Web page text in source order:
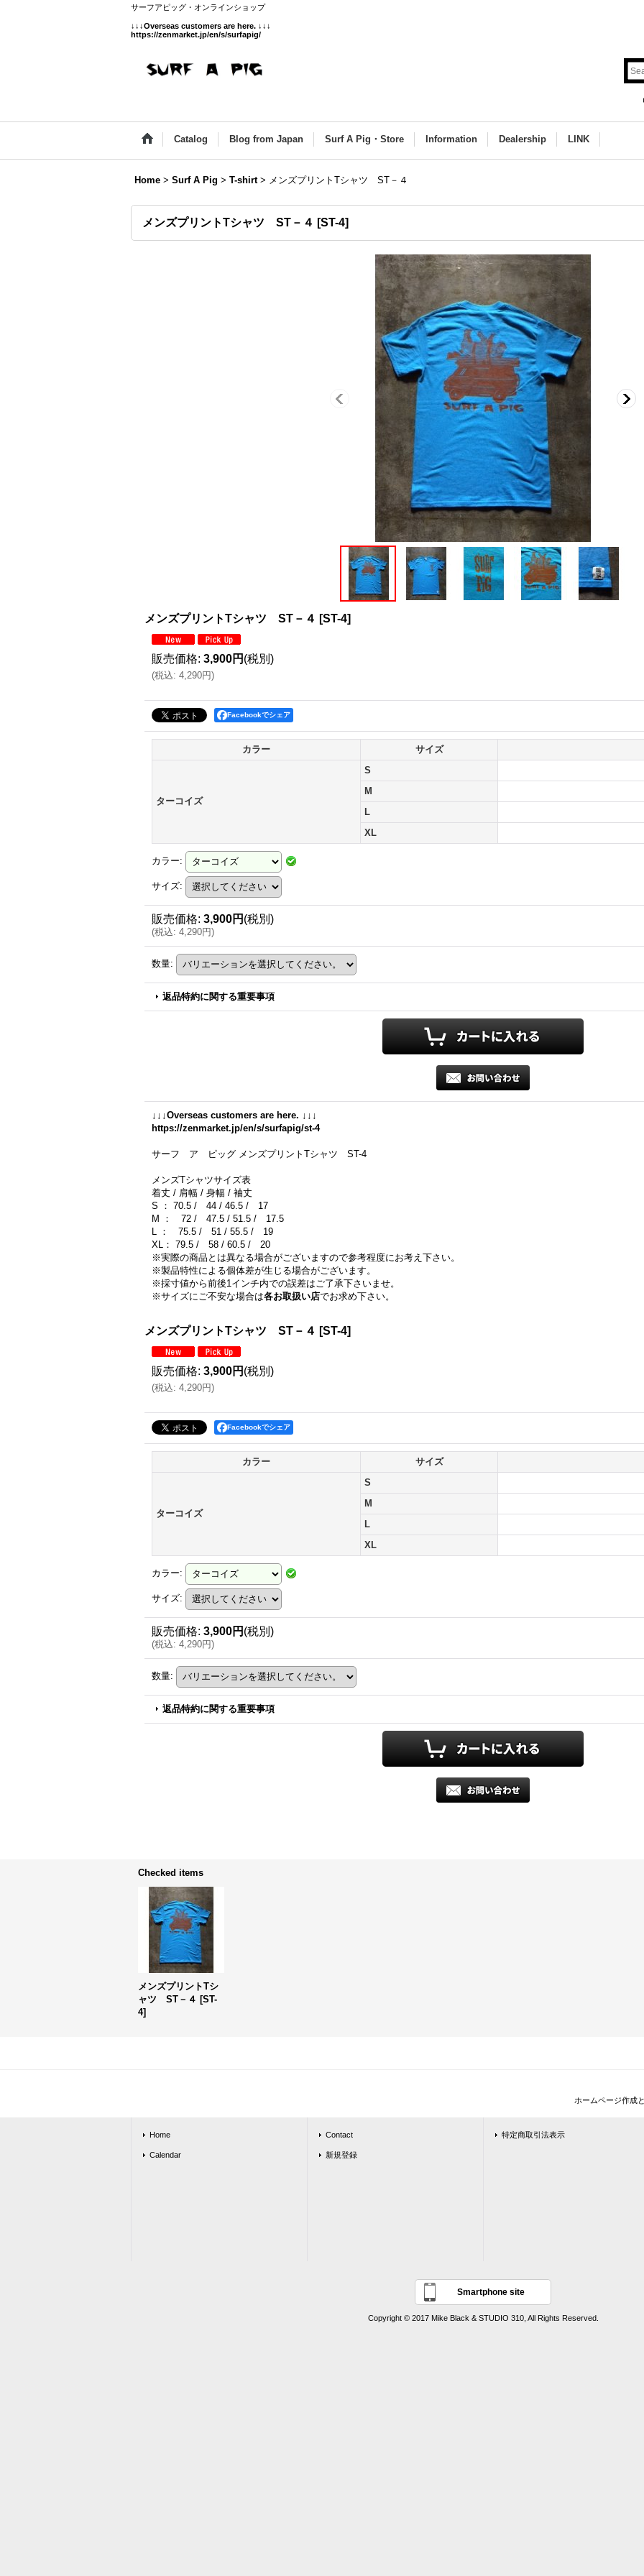
サーフアピッグ・オンラインショップ
↓↓↓Overseas customers are here. ↓↓↓
https://zenmarket.jp/en/s/surfapig/
Catalog Blog from Japan Surf A Pig・Store Information Dealership LINK
Home > Surf A Pig > T-shirt > メンズプリントTシャツ ST－４
メンズプリントTシャツ ST－４ [ST-4]
メンズプリントTシャツ ST－４ [ST-4]
販売価格: 3,900円 (税別)
(税込: 4,290円)
Facebookでシェア
カラー サイズ
ターコイズ
S
M
L
XL
カラー:
サイズ:
販売価格: 3,900円 (税別)
(税込: 4,290円)
数量:
返品特約に関する重要事項
↓↓↓Overseas customers are here. ↓↓↓
https://zenmarket.jp/en/s/surfapig/st-4
サーフ ア ピッグ メンズプリントTシャツ ST-4
メンズTシャツサイズ表
着丈 / 肩幅 / 身幅 / 袖丈
S ： 70.5 / 44 / 46.5 / 17
M ： 72 / 47.5 / 51.5 / 17.5
L ： 75.5 / 51 / 55.5 / 19
XL： 79.5 / 58 / 60.5 / 20
※実際の商品とは異なる場合がございますので参考程度にお考え下さい。
※製品特性による個体差が生じる場合がございます。
※採寸値から前後1インチ内での誤差はご了承下さいませ。
※サイズにご不安な場合は各お取扱い店でお求め下さい。
メンズプリントTシャツ ST－４ [ST-4]
販売価格: 3,900円 (税別)
(税込: 4,290円)
Facebookでシェア
カラー サイズ
ターコイズ
S
M
L
XL
カラー:
サイズ:
販売価格: 3,900円 (税別)
(税込: 4,290円)
数量:
返品特約に関する重要事項
Checked items
メンズプリントTシ
ャツ ST－４ [ST-
4]
ホームページ作成
Home
Calendar
Contact
新規登録
特定商取引法表示
Smartphone site
Copyright © 2017 Mike Black & STUDIO 310, All Rights Reserved.